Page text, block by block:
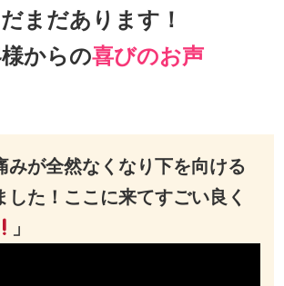
まだあります！
からの喜びのお声
みが全然なくなり下を向ける
した！ここに来てすごい良く
」